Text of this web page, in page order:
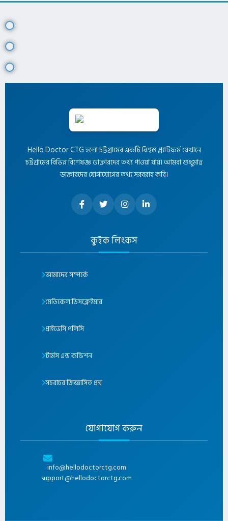
Hello Doctor CTG হলো চট্টগ্রামের একটি বিশ্বস্ত প্ল্যাটফর্ম যেখানে
চট্টগ্রামের বিভিন্ন বিশেষজ্ঞ ডাক্তারদের তথ্য পাওয়া যায়। আমরা শুধুমাত্র
ডাক্তারদের যোগাযোগের তথ্য সরবরাহ করি।
কুইক লিংকস
আমাদের সম্পর্কে
মেডিকেল ডিসক্লেইমার
প্রাইভেসি পলিসি
টার্মস এন্ড কন্ডিশন
সচরাচর জিজ্ঞাসিত প্রশ্ন
যোগাযোগ করুন
info@hellodoctorctg.com
support@hellodoctorctg.com